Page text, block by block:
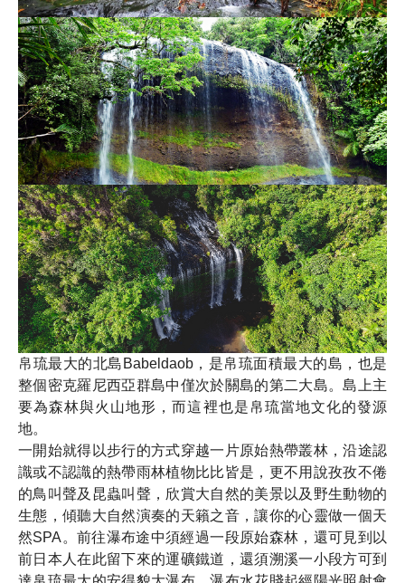
帛琉最大的北島Babeldaob，是帛琉面積最大的島，也是
整個密克羅尼西亞群島中僅次於關島的第二大島。島上主
要為森林與火山地形，而這裡也是帛琉當地文化的發源
地。
一開始就得以步行的方式穿越一片原始熱帶叢林，沿途認
識或不認識的熱帶雨林植物比比皆是，更不用說孜孜不倦
的鳥叫聲及昆蟲叫聲，欣賞大自然的美景以及野生動物的
生態，傾聽大自然演奏的天籟之音，讓你的心靈做一個天
然SPA。前往瀑布途中須經過一段原始森林，還可見到以
前日本人在此留下來的運礦鐵道，還須溯溪一小段方可到